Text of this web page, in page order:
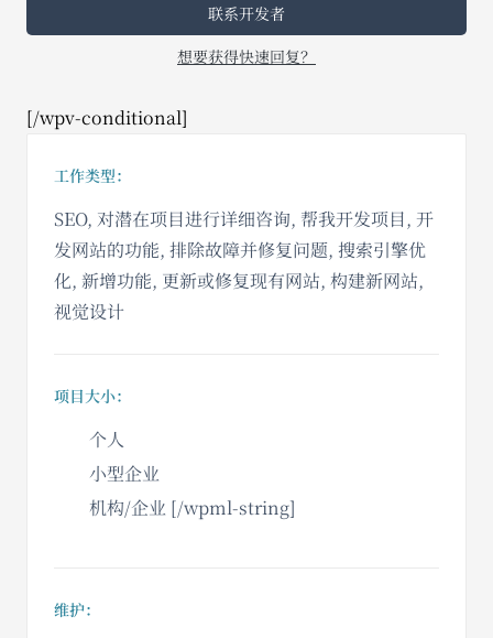
联系开发者
想要获得快速回复？
[/wpv-conditional]
工作类型：
SEO, 对潜在项目进行详细咨询, 帮我开发项目, 开
发网站的功能, 排除故障并修复问题, 搜索引擎优
化, 新增功能, 更新或修复现有网站, 构建新网站,
视觉设计
项目大小：
个人
小型企业
机构/企业 [/wpml-string]
维护：